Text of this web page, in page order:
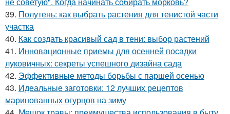
39. Полутень: как выбрать растения для тенистой части
участка
40. Как создать красивый сад в тени: выбор растений
41. Инновационные приемы для осенней посадки
луковичных: секреты успешного дизайна сада
42. Эффективные методы борьбы с паршей осенью
43. Идеальные заготовки: 12 лучших рецептов
маринованных огурцов на зиму